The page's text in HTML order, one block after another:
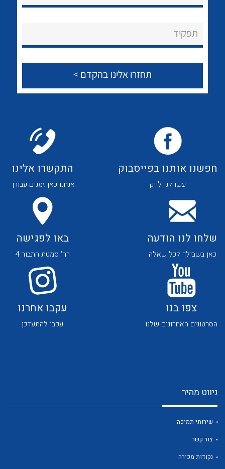
תפקיד
חפשנו אותנו בפייסבוק
עשו לנו לייק
התקשרו אלינו
אנחנו כאן זמנים עבורך
שלחו לנו הודעה
כאן בשבילך לכל שאלה
באו לפגישה
רח' סמטת התבור 4
צפו בנו
הסרטונים האחרונים שלנו
עקבו אחרנו
עקבו להתעדכן
ניווט מהיר
שירותי תמיכה
צור קשר
נקודות מכירה